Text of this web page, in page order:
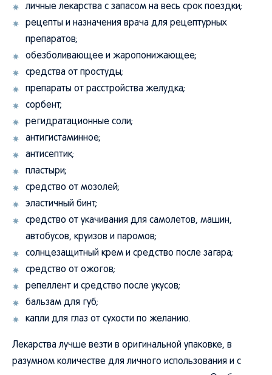
личные лекарства с запасом на весь срок поездки;
рецепты и назначения врача для рецептурных
препаратов;
обезболивающее и жаропонижающее;
средства от простуды;
препараты от расстройства желудка;
сорбент;
регидратационные соли;
антигистаминное;
антисептик;
пластыри;
средство от мозолей;
эластичный бинт;
средство от укачивания для самолетов, машин,
автобусов, круизов и паромов;
солнцезащитный крем и средство после загара;
средство от ожогов;
репеллент и средство после укусов;
бальзам для губ;
капли для глаз от сухости по желанию.
Лекарства лучше везти в оригинальной упаковке, в
разумном количестве для личного использования и с